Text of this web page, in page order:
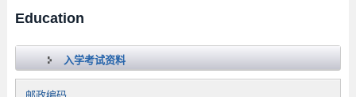
Education
入学考试资料